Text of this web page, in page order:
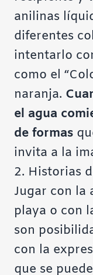
anilinas
diferentes
intentarlo
como el
naranja.
el agua
de formas
invita a la
2. Historias
Jugar con la
playa o con
son
con la
que se